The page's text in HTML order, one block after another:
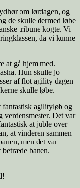
om lørdagen, og
de skulle dermed løbe
tribune kogte. Vi
da vi kunne
at gå hjem med.
Hun skulle jo
af flot agility dagen
skulle løbe.
fantastisk agilityløb og
verdensmester. Det var
at juble over
at vinderen sammen
men det var
betræde banen.